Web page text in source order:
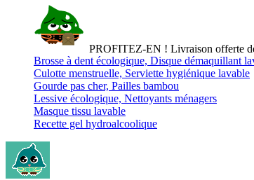
PROFITEZ-EN ! Livraison offerte
Brosse à dent écologique, Disque démaquillant
Culotte menstruelle, Serviette hygiénique lavable
Gourde pas cher, Pailles bambou
Lessive écologique, Nettoyants ménagers
Masque tissu lavable
Recette gel hydroalcoolique